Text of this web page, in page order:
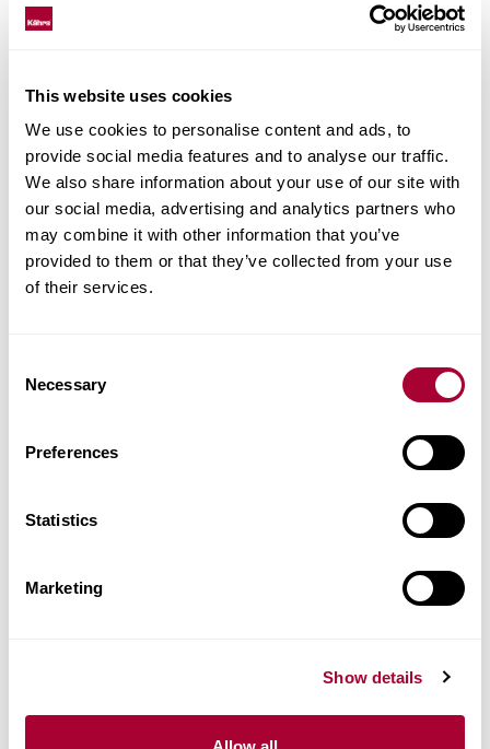
This website uses cookies
We use cookies to personalise content and ads, to
provide social media features and to analyse our traffic.
We also share information about your use of our site with
our social media, advertising and analytics partners who
may combine it with other information that you’ve
provided to them or that they’ve collected from your use
of their services.
Selection
Necessary
Preferences
Statistics
Marketing
Show details
Installazione e manutenzione
Images
Prodotti Simili